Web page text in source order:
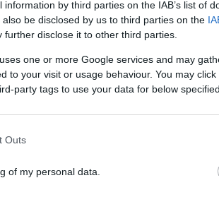
by third parties on the IAB’s list of
be disclosed by us to third parties on the
further disclose it to other third parties.
one or more Google services and may
to your visit or usage behaviour. You may
party tags to use your data for below
Outs
of my personal data.
Subcategoría
Cafés